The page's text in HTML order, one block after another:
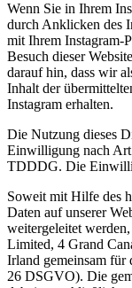
Wenn Sie in Ihrem
durch Anklicken des
mit Ihrem Instagram-
Besuch dieser
darauf hin, dass wir
Inhalt der
Instagram erhalten.
Die Nutzung dieses
Einwilligung nach
TDDDG. Die
Soweit mit Hilfe des
Daten auf unserer
weitergeleitet
Limited, 4 Grand
Irland gemeinsam für
26 DSGVO). Die